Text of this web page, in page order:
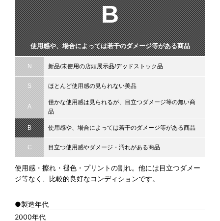
B
使用感や、場合によっては若干のダメージ等がある商品
N 新品/未使用の店頭展示品/デッドストック品
S ほとんど使用感の見られない美品
A
僅かな使用感は見られるが、目立つダメージ等の無い商
品
B 使用感や、場合によっては若干のダメージ等がある商品
C 目立つ使用感やダメージ・汚れがある商品
使用感・擦れ・褪色・プリントの割れ。他には目立つダメー
ジ等なく、比較的良好なコンディションです。
●製造年代
2000年代